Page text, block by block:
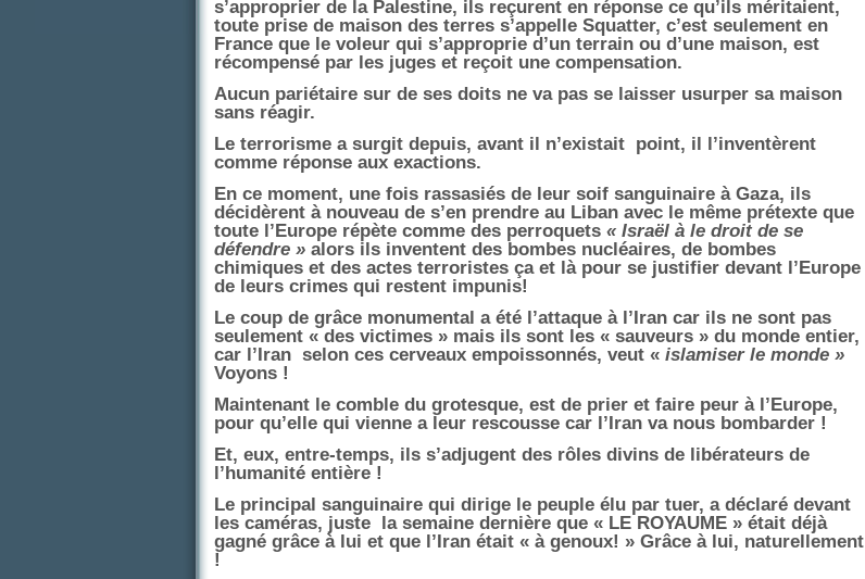
s’approprier de la Palestine, ils reçurent en réponse ce qu’ils méritaient,
toute prise de maison des terres s’appelle Squatter, c’est seulement en
France que le voleur qui s’approprie d’un terrain ou d’une maison, est
récompensé par les juges et reçoit une compensation.
Aucun pariétaire sur de ses doits ne va pas se laisser usurper sa maison
sans réagir.
Le terrorisme a surgit depuis, avant il n’existait point, il l’inventèrent
comme réponse aux exactions.
En ce moment, une fois rassasiés de leur soif sanguinaire à Gaza, ils
décidèrent à nouveau de s’en prendre au Liban avec le même prétexte que
toute l’Europe répète comme des perroquets « Israël à le droit de se
défendre » alors ils inventent des bombes nucléaires, de bombes
chimiques et des actes terroristes ça et là pour se justifier devant l’Europe
de leurs crimes qui restent impunis!
Le coup de grâce monumental a été l’attaque à l’Iran car ils ne sont pas
seulement « des victimes » mais ils sont les « sauveurs » du monde entier,
car l’Iran selon ces cerveaux empoissonnés, veut « islamiser le monde »
Voyons !
Maintenant le comble du grotesque, est de prier et faire peur à l’Europe,
pour qu’elle qui vienne a leur rescousse car l’Iran va nous bombarder !
Et, eux, entre-temps, ils s’adjugent des rôles divins de libérateurs de
l’humanité entière !
Le principal sanguinaire qui dirige le peuple élu par tuer, a déclaré devant
les caméras, juste la semaine dernière que « LE ROYAUME » était déjà
gagné grâce à lui et que l’Iran était « à genoux! » Grâce à lui, naturellement
!